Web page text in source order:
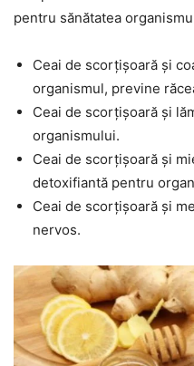
pentru sănătatea
Ceai de scorțișoară și
organismul, previne
Ceai de scorțișoară și
organismului.
Ceai de scorțișoară și
detoxifiantă pentru
Ceai de scorțișoară și
nervos.